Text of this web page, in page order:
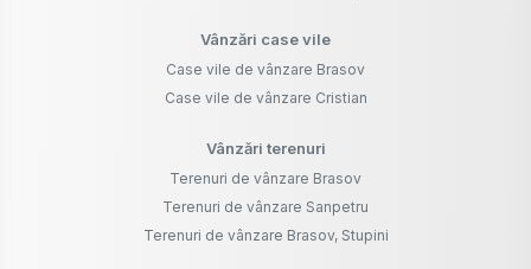
Vânzări case vile
Case vile de vânzare Brasov
Case vile de vânzare Cristian
Vânzări terenuri
Terenuri de vânzare Brasov
Terenuri de vânzare Sanpetru
Terenuri de vânzare Brasov, Stupini